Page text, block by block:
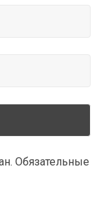
Обязательные